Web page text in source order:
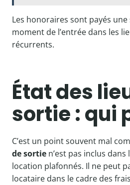
Les honoraires sont payés une
moment de l’entrée dans les
récurrents.
État des
sortie : qui
C’est un point souvent mal
de sortie n’est pas inclus
location plafonnés. Il ne peut
locataire dans le cadre des